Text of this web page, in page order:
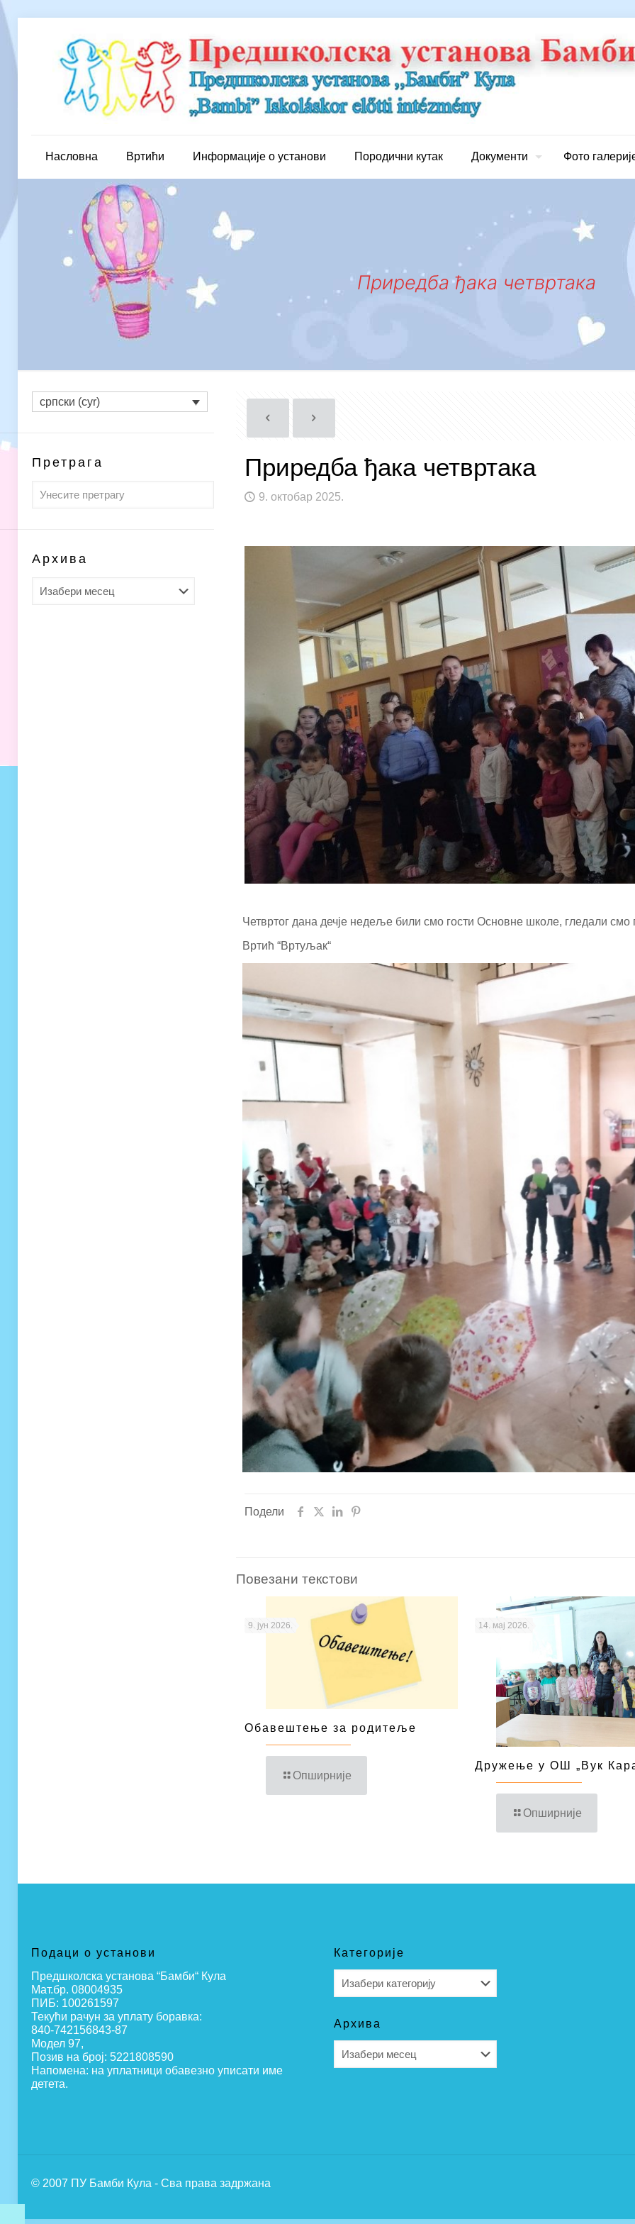
Насловна Вртићи Информације о установи Породични кутак Документи Фото
Приредба ђака четвртака
Приредба ђака четвртака
9. октобар 2025.
Четвртог дана дечје недеље били смо гости Основне школе, гледали смо
Вртић “Вртуљак“
Подели
Повезани текстови
9. јун 2026.
Обавештење за родитеље
Опширније
14. мај 2026.
Дружење у ОШ „Вук
Опширније
српски (cyr)
Претрага
Архива
Подаци о установи
Предшколска установа “Бамби“ Кула
Мат.бр. 08004935
ПИБ: 100261597
Текући рачун за уплату боравка:
840-742156843-87
Модел 97,
Позив на број: 5221808590
Напомена: на уплатници обавезно уписати име
детета.
Категорије
Архива
© 2007 ПУ Бамби Кула - Сва права задржана